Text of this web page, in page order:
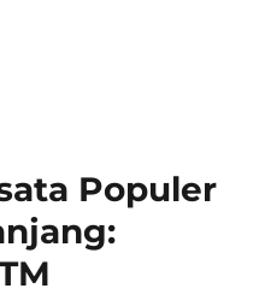
Populer